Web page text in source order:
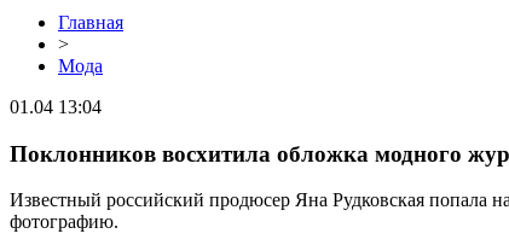
Главная
>
Мода
01.04 13:04
Поклонников восхитила обложка модного
Известный российский продюсер Яна Рудковская попала
фотографию.